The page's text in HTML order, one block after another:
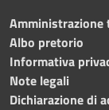
Amministrazione
Albo pretorio
Informativa
Note legali
Dichiarazione di